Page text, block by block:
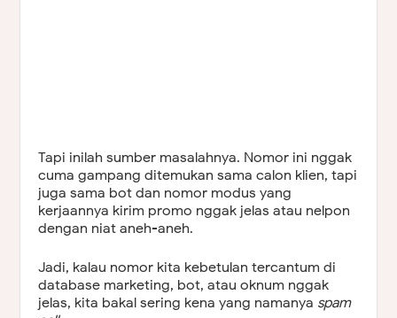
Tapi inilah sumber masalahnya. Nomor ini nggak
cuma gampang ditemukan sama calon klien, tapi
juga sama bot dan nomor modus yang
kerjaannya kirim promo nggak jelas atau nelpon
dengan niat aneh-aneh.
Jadi, kalau nomor kita kebetulan tercantum di
database marketing, bot, atau oknum nggak
jelas, kita bakal sering kena yang namanya spam